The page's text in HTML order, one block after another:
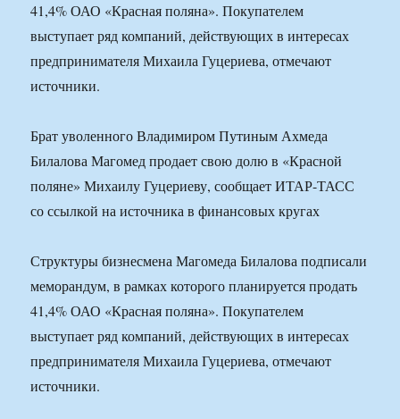
41,4% ОАО «Красная поляна». Покупателем
выступает ряд компаний, действующих в интересах
предпринимателя Михаила Гуцериева, отмечают
источники.
Брат уволенного Владимиром Путиным Ахмеда
Билалова Магомед продает свою долю в «Красной
поляне» Михаилу Гуцериеву, сообщает ИТАР-ТАСС
со ссылкой на источника в финансовых кругах
Структуры бизнесмена Магомеда Билалова подписали
меморандум, в рамках которого планируется продать
41,4% ОАО «Красная поляна». Покупателем
выступает ряд компаний, действующих в интересах
предпринимателя Михаила Гуцериева, отмечают
источники.